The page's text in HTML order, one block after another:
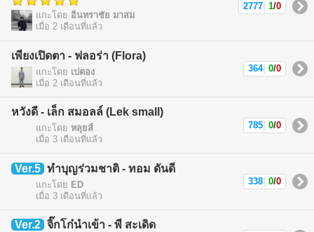
แกะโดย อินทราชัย มาสม
เมื่อ 2 เดือนที่แล้ว
2777 1/0
เพียงเปิดตา - ฟลอร่า (Flora)
แกะโดย เปตอง
เมื่อ 2 เดือนที่แล้ว
364| 0/0
หวังดี - เล็ก สมอลล์ (Lek small)
แกะโดย หลุยส์
เมื่อ 3 เดือนที่แล้ว
785 0/0
Ver.5 ทำบุญร่วมชาติ - ทอม ดันดี
แกะโดย ED
เมื่อ 3 เดือนที่แล้ว
338 0/0
Ver.2 จิ๊กโก๋นำเข้า - พี สะเดิด